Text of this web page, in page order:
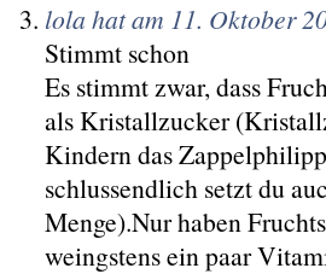
lola hat am 11. Oktober
Stimmt schon
Es stimmt zwar, dass
als Kristallzucker
Kindern das
schlussendlich setzt du
Menge).Nur haben
weingstens ein paar